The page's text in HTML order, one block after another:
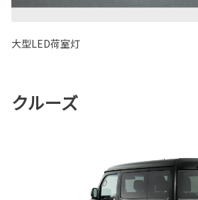
大型LED荷室灯
クルーズ